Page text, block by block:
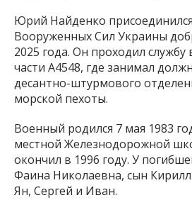
Юрий Найденко
Вооруженных Сил Украины
2025 года. Он проходил службу
части А4548, где занимал
десантно-штурмового
морской пехоты.
Военный родился 7 мая 1983
местной Железнодорожной
окончил в 1996 году. У
Фаина Николаевна, сын
Ян, Сергей и Иван.